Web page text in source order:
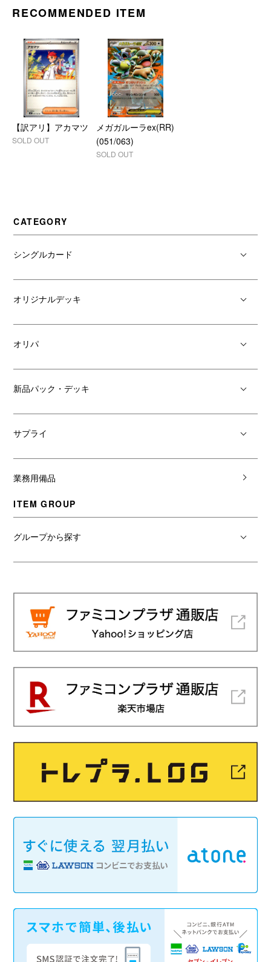
RECOMMENDED ITEM
【訳アリ】アカマツ
SOLD OUT
メガガルーラex(RR)
(051/063)
SOLD OUT
CATEGORY
シングルカード
オリジナルデッキ
オリパ
新品パック・デッキ
サプライ
業務用備品
ITEM GROUP
グループから探す